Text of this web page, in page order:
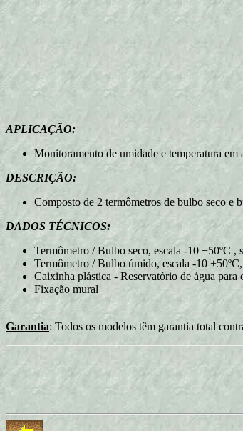
APLICAÇÃO:
Monitoramento de umidade e temperatura em
DESCRIÇÃO:
Composto de 2 termômetros de bulbo seco e
DADOS TÉCNICOS:
Termômetro / Bulbo seco, escala -10 +50ºC ,
Termômetro / Bulbo úmido, escala -10
Caixinha plástica - Reservatório de água
Fixação mural
Garantia: Todos os modelos têm garantia total